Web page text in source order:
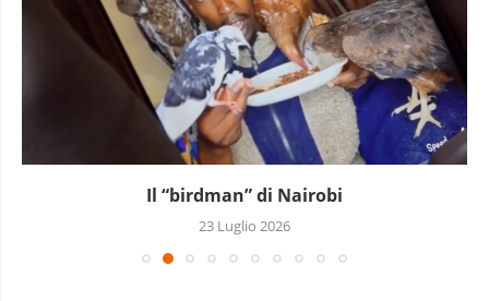
Il “birdman” di Nairobi
23 Luglio 2026